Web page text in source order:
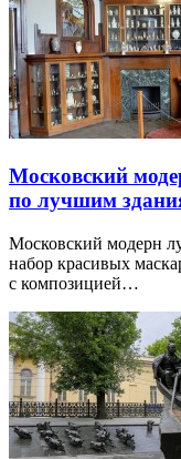
Московский
по лучшим
Московский модерн
набор красивых
с композицией…